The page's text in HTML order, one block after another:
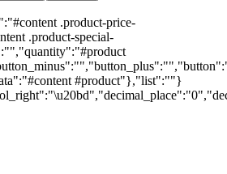
.product-price-
.product-special-
#product"},"list":""}